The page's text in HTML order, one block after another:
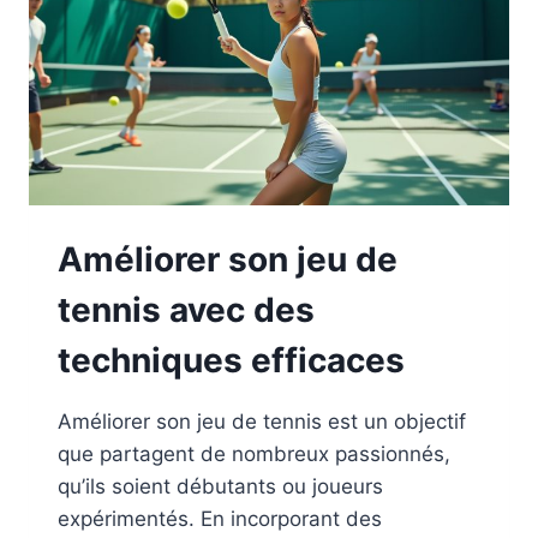
Améliorer son jeu de
tennis avec des
techniques efficaces
Améliorer son jeu de tennis est un objectif
que partagent de nombreux passionnés,
qu’ils soient débutants ou joueurs
expérimentés. En incorporant des